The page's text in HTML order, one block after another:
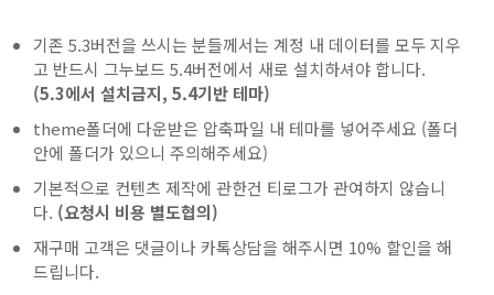
기존 5.3버전을 쓰시는 분들께서는 계정 내 데이터를 모두 지우
고 반드시 그누보드 5.4버전에서 새로 설치하셔야 합니다.
(5.3에서 설치금지, 5.4기반 테마)
theme폴더에 다운받은 압축파일 내 테마를 넣어주세요 (폴더
안에 폴더가 있으니 주의해주세요)
기본적으로 컨텐츠 제작에 관한건 티로그가 관여하지 않습니
다. (요청시 비용 별도협의)
재구매 고객은 댓글이나 카톡상담을 해주시면 10% 할인을 해
드립니다.